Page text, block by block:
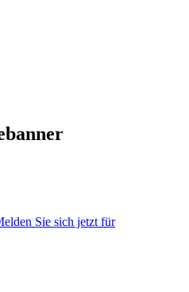
Maculangasse 4, A-
Sie sich jetzt für